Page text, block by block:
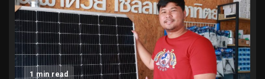
1 min read